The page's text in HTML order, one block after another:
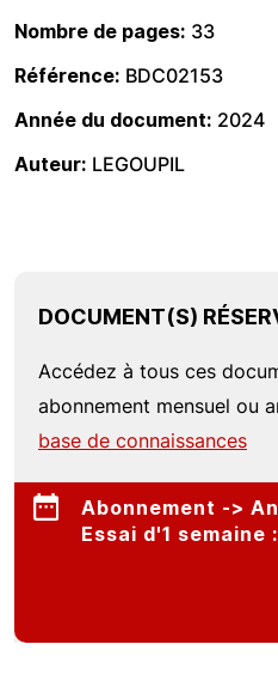
Nombre de pages 33
Référence BDC02153
Année du document 2024
Auteur LEGOUPIL
DOCUMENT(S)
Accédez à tous ces
abonnement mensuel ou
base de connaissances
Abonnement ->
Essai d'1 semaine